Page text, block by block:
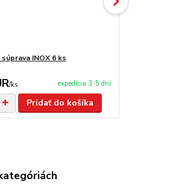
INOX 6 ks
/ks expedícia 3-5 dní
Pridať do košíka